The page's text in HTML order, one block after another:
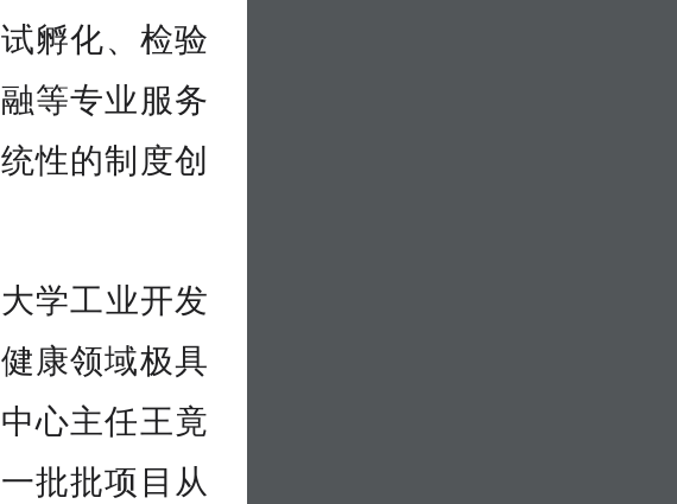
孵化、检验
等专业服务
性的制度创
学工业开发
康领域极具
心主任王竟
批批项目从